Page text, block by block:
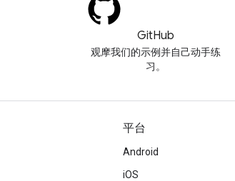
GitHub
观摩我们的示例并自己动手练
习。
平台
Android
iOS